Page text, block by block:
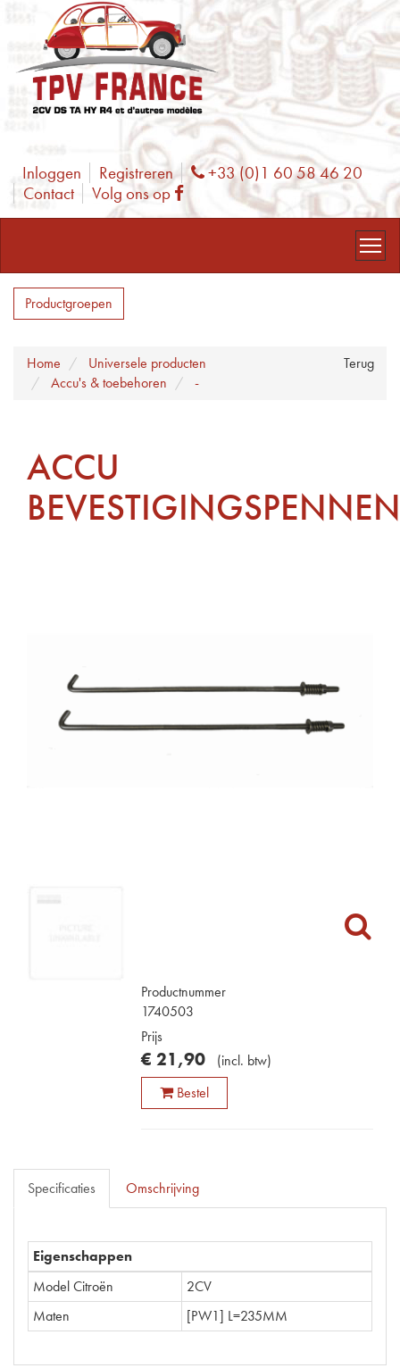
Inloggen Registreren Phone
+33 (0)1 60 58 46 20
Contact
Volg ons op Facebook
Productgroepen
Terug
Home
Universele producten
Accu's & toebehoren
-
ACCU
BEVESTIGINGSPENNEN
Productnummer
1740503
Prijs
€ 21,90 (incl. btw)
Bestel
Specificaties Omschrijving
Eigenschappen
Model Citroën
2CV
Maten
[PW1] L=235MM